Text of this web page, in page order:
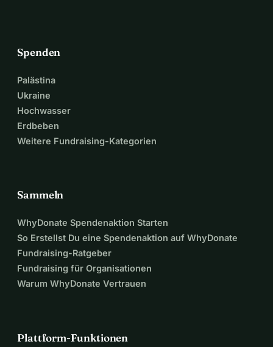
Spenden
Palästina
Ukraine
Hochwasser
Erdbeben
Weitere Fundraising-Kategorien
Sammeln
WhyDonate Spendenaktion Starten
So Erstellst Du eine Spendenaktion auf WhyDonate
Fundraising-Ratgeber
Fundraising für Organisationen
Warum WhyDonate Vertrauen
Plattform-Funktionen